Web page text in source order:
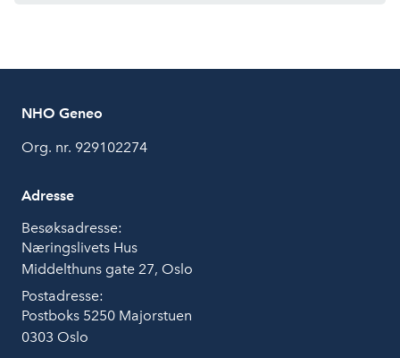
NHO Geneo
Org. nr. 929102274
Adresse
Besøksadresse:
Næringslivets Hus
Middelthuns gate 27, Oslo
Postadresse:
Postboks 5250 Majorstuen
0303 Oslo